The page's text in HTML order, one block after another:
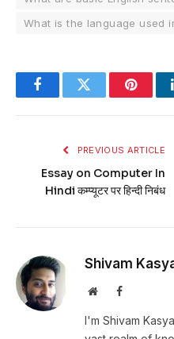
What is the language used
FacebookTwitter
PREVIOUS ARTICLE
Essay on Computer In
Hindi कम्प्यूटर पर हिन्दी निबंध
Shivam
WebsiteFacebook
I'm Shivam